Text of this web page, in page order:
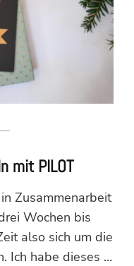
mit PILOT
Zusammenarbeit
Wochen bis
also sich um die
Ich habe dieses …